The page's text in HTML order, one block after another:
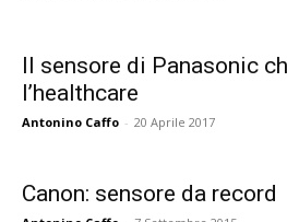
Il sensore di Panasonic
l’healthcare
Antonino Caffo - 20 Aprile 2017
Canon: sensore da record